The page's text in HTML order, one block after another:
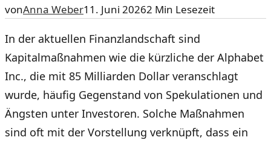
vonAnna Weber11. Juni 20262 Min Lesezeit
In der aktuellen Finanzlandschaft sind
Kapitalmaßnahmen wie die kürzliche der Alphabet
Inc., die mit 85 Milliarden Dollar veranschlagt
wurde, häufig Gegenstand von Spekulationen und
Ängsten unter Investoren. Solche Maßnahmen
sind oft mit der Vorstellung verknüpft, dass ein